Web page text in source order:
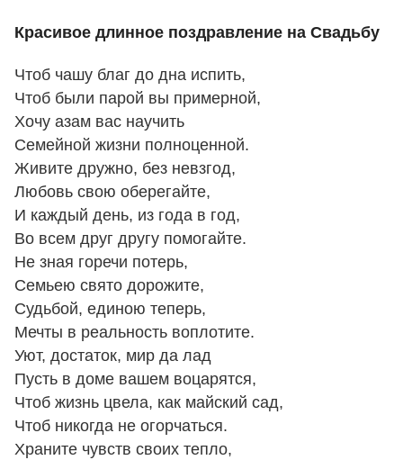
Красивое длинное поздравление на Свадьбу
Чтоб чашу благ до дна испить,
Чтоб были парой вы примерной,
Хочу азам вас научить
Семейной жизни полноценной.
Живите дружно, без невзгод,
Любовь свою оберегайте,
И каждый день, из года в год,
Во всем друг другу помогайте.
Не зная горечи потерь,
Семьею свято дорожите,
Судьбой, единою теперь,
Мечты в реальность воплотите.
Уют, достаток, мир да лад
Пусть в доме вашем воцарятся,
Чтоб жизнь цвела, как майский сад,
Чтоб никогда не огорчаться.
Храните чувств своих тепло,